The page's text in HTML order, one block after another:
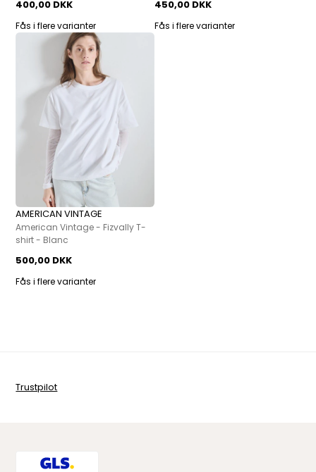
400,00 DKK
Fås i flere varianter
450,00 DKK
Fås i flere varianter
AMERICAN VINTAGE
American Vintage - Fizvally T-
shirt - Blanc
500,00 DKK
Fås i flere varianter
Trustpilot